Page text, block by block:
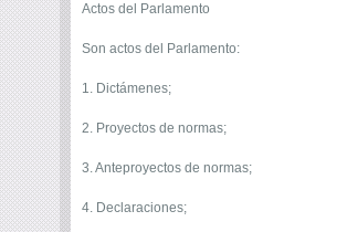
Actos del Parlamento
Son actos del Parlamento:
1. Dictámenes;
2. Proyectos de normas;
3. Anteproyectos de normas;
4. Declaraciones;